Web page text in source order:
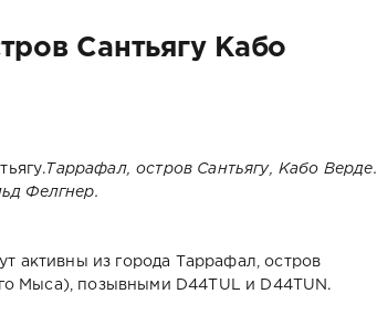
Сантьягу Кабо
Таррафал, остров Сантьягу, Кабо Верде.
Фелгнер.
активны из города Таррафал, остров
Мыса), позывными D44TUL и D44TUN.